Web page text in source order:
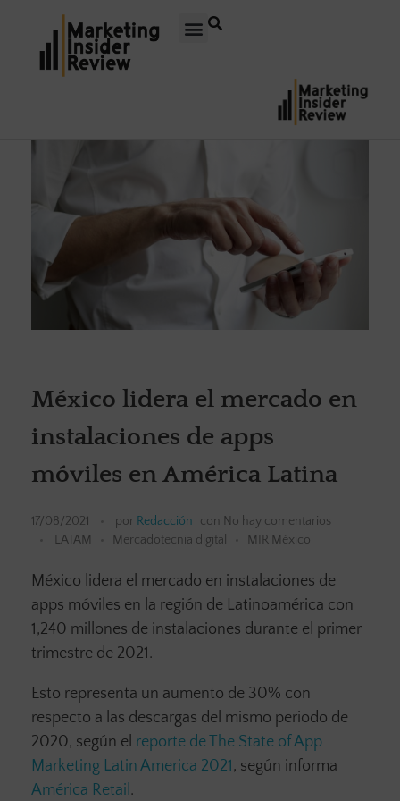
México lidera el mercado en
instalaciones de apps
móviles en América Latina
17/08/2021 por Redacción con No hay comentarios
LATAM
Mercadotecnia digital MIR México
México lidera el mercado en instalaciones de
apps móviles en la región de Latinoamérica con
1,240 millones de instalaciones durante el primer
trimestre de 2021.
Esto representa un aumento de 30% con
respecto a las descargas del mismo periodo de
2020, según el reporte de The State of App
Marketing Latin America 2021, según informa
América Retail.